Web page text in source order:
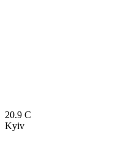
20.9 C
Kyiv